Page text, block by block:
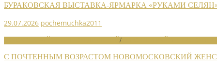
БУРАКОВСКАЯ ВЫСТАВКА-ЯРМАРКА «РУКАМИ
29.07.2026 pochemuchka2011
/
С ПОЧТЕННЫМ ВОЗРАСТОМ НОВОМОСКОВСКИЙ